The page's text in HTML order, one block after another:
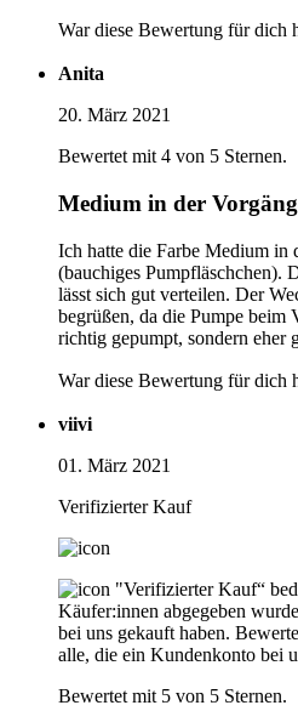
War diese Bewertung für dich
Anita
20. März 2021
Bewertet mit 4 von 5 Sternen.
Medium in der
Ich hatte die Farbe Medium in
(bauchiges Pumpfläschchen).
lässt sich gut verteilen. Der
begrüßen, da die Pumpe beim
richtig gepumpt, sondern eher
War diese Bewertung für dich
viivi
01. März 2021
Verifizierter Kauf
"Verifizierter Kauf“
Käufer:innen abgegeben
bei uns gekauft haben.
alle, die ein Kundenkonto bei
Bewertet mit 5 von 5 Sternen.